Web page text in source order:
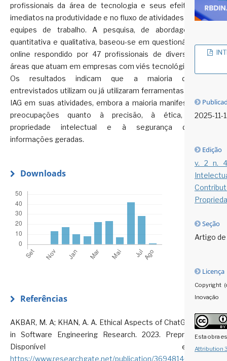
profissionais da área de tecnologia e seus efeitos
imediatos na produtividade e no fluxo de atividades de
equipes de trabalho. A pesquisa, de abordagem
quantitativa e qualitativa, baseou-se em questionário
online respondido por 47 profissionais de diversas
áreas que atuam em empresas com viés tecnológico.
Os resultados indicam que a maioria dos
entrevistados utilizam ou já utilizaram ferramentas de
IAG em suas atividades, embora a maioria manifeste
preocupações quanto à precisão, à ética, à
propriedade intelectual e à segurança das
informações geradas.
Downloads
Referências
AKBAR, M. A; KHAN, A. A. Ethical Aspects of ChatGPT
in Software Engineering Research. 2023. Preprint.
Disponível em:
https://www.researchgate.net/publication/369481469
2025-11-
Edição
v. 2 n. 4
Seção
Artigo
Licença
Copyright
Inovação
Esta obra
Attribution